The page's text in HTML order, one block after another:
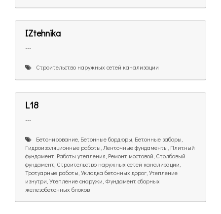
IZtehnika
...
Строительство наружных сетей канализации
L18
...
Бетонирование, Бетонные бордюры, Бетонные заборы,
Гидроизоляционные работы, Ленточные фундаменты, Плитный
фундамент, Работы утепления, Ремонт мостовой, Столбовый
фундамент, Строительство наружных сетей канализации,
Тротуарные работы, Укладка бетонных дорог, Утепление
изнутри, Утепление снаружи, Фундамент сборных
железобетонных блоков